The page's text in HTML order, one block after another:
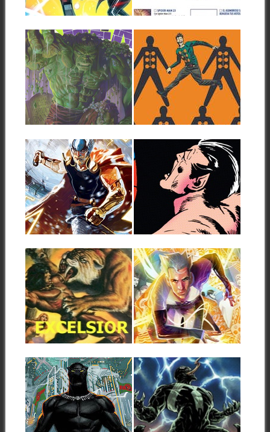
Una de las parejas de héroes
más antiguas de Marvel, la...
▶
distribuirá...
28.02.18
HULK ES
INMORTAL
El Legado de Marvel alcanza
a la colección del gigante
esmeralda....
27.02.18
JAMIE MADROX
ESTÁ MUERTO;
BUENO, MÁS O
MENOS
Su nombre de guerra es el
Hombre Mültiple, un mutante
conocido...
27.02.18
THOR ESTRENA
COLECCIÓN CON
AARON Y DEL
MUNDO
Este junio, el hijo de Odín
recupera su cargo Una vez...
MARVEL LIMITED
EDITION. NAMOR
EL HOMBRE SUB-
MARINO: ¡UN
MUNDO CONTRA
Actualización: Añadido precio
26.02.18
WEB EXCELSIOR:
ACTUALIZACIÓN
Nº 26 AÑO 17
(26/02/2018)
Un lunes más la web
EXCELSIOR ha actualizado
nuevamente sus contenidos.
En...
▶
22.02.18
MERCURIO EN
MANOS DE
SALADIN AHMED
El guionista Saladin Ahmed -
autor de la muy recomendable
colección de...
▶
21.02.18
PANTERA NEGRA
CONVIERTE
WAKANDA EN UN
IMPERIO
GALÁCTICO
21.02.18
VENENO VUELVE
A EMPEZAR
Un nuevo equipo creativo
para Veneno. Una nueva serie
para Veneno....